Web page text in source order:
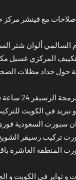
مع فينشر مركز
السالمي ألوان شتر
المركزي غسيل
حول حداد مظلات
24 ساعة في الكويت
تبريد في الكويت
سبورت السعودية
تركيب رسيفر
و تواير في الكويت و